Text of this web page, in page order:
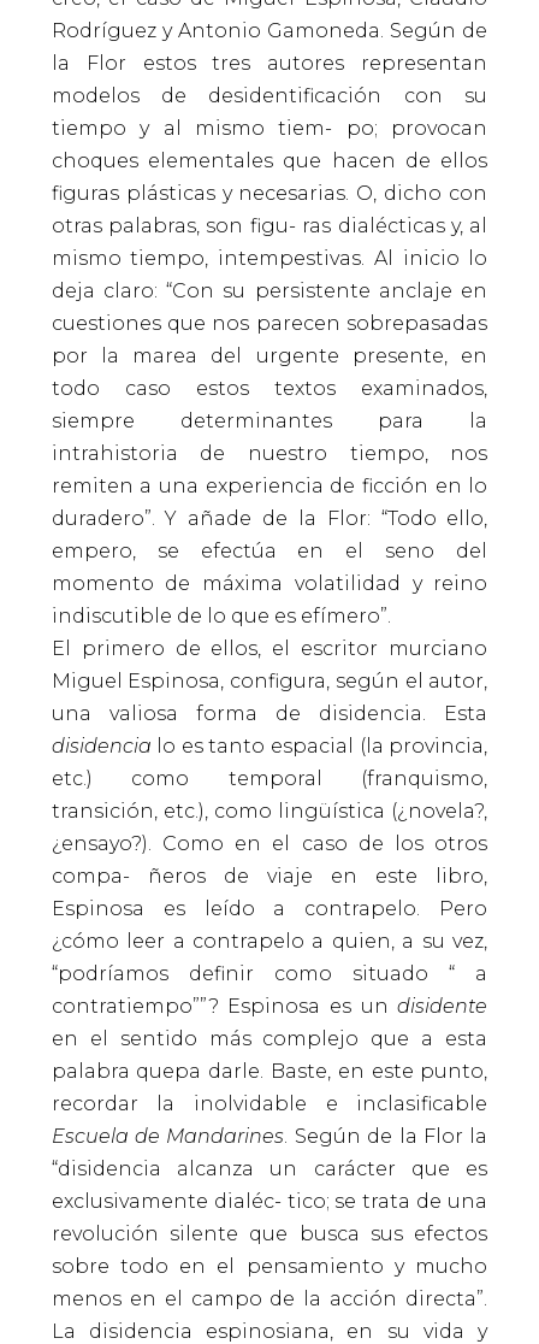
Rodríguez y Antonio Gamoneda. Según de
la Flor estos tres autores representan
modelos de desidentificación con su
tiempo y al mismo tiem- po; provocan
choques elementales que hacen de ellos
figuras plásticas y necesarias. O, dicho con
otras palabras, son figu- ras dialécticas y, al
mismo tiempo, intempestivas. Al inicio lo
deja claro: “Con su persistente anclaje en
cuestiones que nos parecen sobrepasadas
por la marea del urgente presente, en
todo caso estos textos examinados,
siempre determinantes para la
intrahistoria de nuestro tiempo, nos
remiten a una experiencia de ficción en lo
duradero”. Y añade de la Flor: “Todo ello,
empero, se efectúa en el seno del
momento de máxima volatilidad y reino
indiscutible de lo que es efímero”.
El primero de ellos, el escritor murciano
Miguel Espinosa, configura, según el autor,
una valiosa forma de disidencia. Esta
disidencia lo es tanto espacial (la provincia,
etc.) como temporal (franquismo,
transición, etc.), como lingüística (¿novela?,
¿ensayo?). Como en el caso de los otros
compa- ñeros de viaje en este libro,
Espinosa es leído a contrapelo. Pero
¿cómo leer a contrapelo a quien, a su vez,
“podríamos definir como situado “ a
contratiempo””? Espinosa es undisidente
en el sentido más complejo que a esta
palabra quepa darle. Baste, en este punto,
recordar la inolvidable e inclasificable
Escuela de Mandarines. Según de la Flor la
“disidencia alcanza un carácter que es
exclusivamente dialéc- tico; se trata de una
revolución silente que busca sus efectos
sobre todo en el pensamiento y mucho
menos en el campo de la acción directa”.
La disidencia espinosiana, en su vida y